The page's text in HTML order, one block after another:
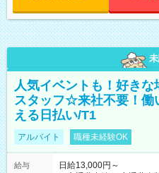
人気イベントも！好きな
スタッフ☆来社不要！働
える日払い/T1
アルバイト 職種未経験OK
給与
日給13,000円～